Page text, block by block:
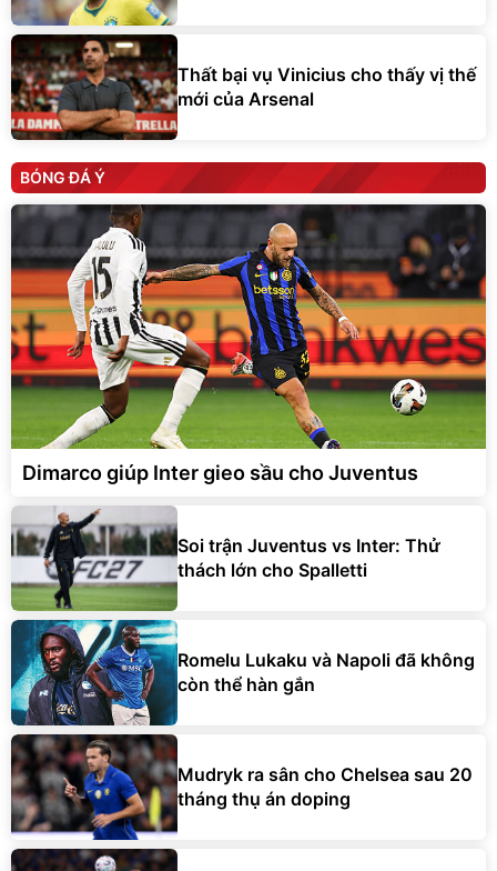
Thất bại vụ Vinicius cho thấy vị thế
mới của Arsenal
BÓNG ĐÁ Ý
Dimarco giúp Inter gieo sầu cho Juventus
Soi trận Juventus vs Inter: Thử
thách lớn cho Spalletti
Romelu Lukaku và Napoli đã không
còn thể hàn gắn
Mudryk ra sân cho Chelsea sau 20
tháng thụ án doping